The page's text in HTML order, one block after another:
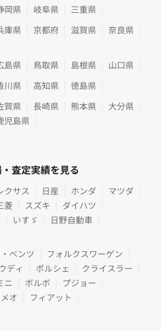
岡県 岐阜県
三重県
庫県 京都府 滋賀県
奈良県
島県 鳥取県 島根県
山口県
川県 高知県
徳島県
賀県 長崎県 熊本県
大分県
児島県
査定実績を見る
クサス 日産 ホンダ
マツダ
菱 スズキ
ダイハツ
いすゞ 日野自動車
ベンツ
フォルクスワーゲン
ディ ポルシェ
クライスラー
ニ ボルボ
プジョー
オ
フィアット